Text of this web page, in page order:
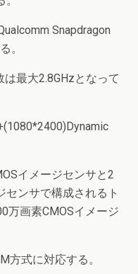
Snapdragon
。
最大2.8GHzとなって
イメージセンサと2
センサで構成されるト
万画素CMOSイメージ
方式に対応する。